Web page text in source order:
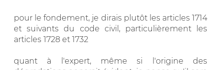
pour le fondement, je dirais plutôt les articles 1714
et suivants du code civil, particulièrement les
articles 1728 et 1732
quant à l'expert, même si l'origine des